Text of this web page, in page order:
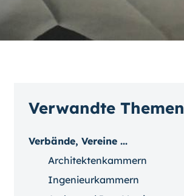
Verwandte Themen
Verbände, Vereine ...
Architektenkammern
Ingenieurkammern